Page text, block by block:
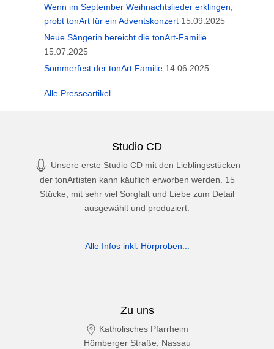
Wenn im September Weihnachtslieder erklingen,
probt tonArt für ein Adventskonzert 15.09.2025
Neue Sängerin bereicht die tonArt-Familie
15.07.2025
Sommerfest der tonArt Familie 14.06.2025
Alle Presseartikel...
Studio CD
Unsere erste Studio CD mit den Lieblingsstücken
der tonArtisten kann käuflich erworben werden. 15
Stücke, mit sehr viel Sorgfalt und Liebe zum Detail
ausgewählt und produziert.
Alle Infos inkl. Hörproben...
Zu uns
Katholisches Pfarrheim
Hömberger Straße, Nassau